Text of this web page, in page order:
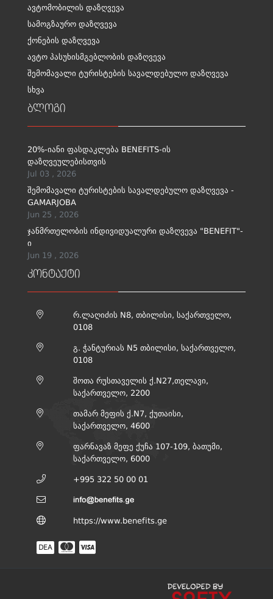
ავტომობილის დაზღვევა
სამოგზაურო დაზღვევა
ქონების დაზღვევა
ავტო პასუხისმგებლობის დაზღვევა
შემომავალი ტურისტების სავალდებულო დაზღვევა
სხვა
ბლოგი
20%-იანი ფასდაკლება BENEFITS-ის
დაზღვეულებისთვის
Jul 03 , 2026
შემომავალი ტურისტების სავალდებულო დაზღვევა -
GAMARJOBA
Jun 25 , 2026
ჯანმრთელობის ინდივიდუალური დაზღვევა "BENEFIT"-
ი
Jun 19 , 2026
კონტაქტი
რ.ლაღიძის N8, თბილისი, საქართველო,
0108
გ. ჭანტურიას N5 თბილისი, საქართველო,
0108
შოთა რუსთაველის ქ.N27,თელავი,
საქართველო, 2200
თამარ მეფის ქ.N7, ქუთაისი,
საქართველო, 4600
ფარნავაზ მეფე ქუჩა 107-109, ბათუმი,
საქართველო, 6000
+995 322 50 00 01
https://www.benefits.ge
DEA